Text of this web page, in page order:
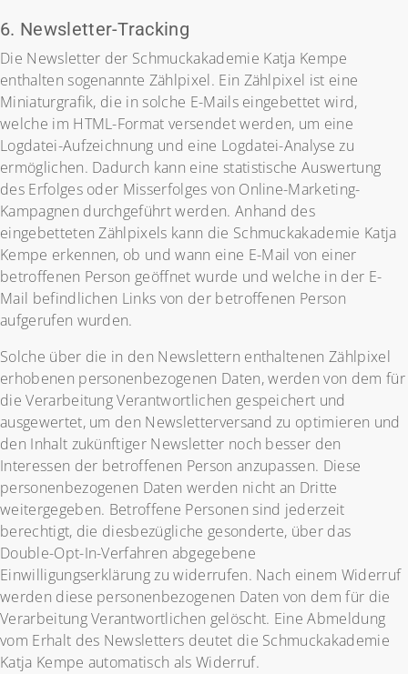
6. Newsletter-Tracking
Die Newsletter der Schmuckakademie Katja Kempe
enthalten sogenannte Zählpixel. Ein Zählpixel ist eine
Miniaturgrafik, die in solche E-Mails eingebettet wird,
welche im HTML-Format versendet werden, um eine
Logdatei-Aufzeichnung und eine Logdatei-Analyse zu
ermöglichen. Dadurch kann eine statistische Auswertung
des Erfolges oder Misserfolges von Online-Marketing-
Kampagnen durchgeführt werden. Anhand des
eingebetteten Zählpixels kann die Schmuckakademie Katja
Kempe erkennen, ob und wann eine E-Mail von einer
betroffenen Person geöffnet wurde und welche in der E-
Mail befindlichen Links von der betroffenen Person
aufgerufen wurden.
Solche über die in den Newslettern enthaltenen Zählpixel
erhobenen personenbezogenen Daten, werden von dem für
die Verarbeitung Verantwortlichen gespeichert und
ausgewertet, um den Newsletterversand zu optimieren und
den Inhalt zukünftiger Newsletter noch besser den
Interessen der betroffenen Person anzupassen. Diese
personenbezogenen Daten werden nicht an Dritte
weitergegeben. Betroffene Personen sind jederzeit
berechtigt, die diesbezügliche gesonderte, über das
Double-Opt-In-Verfahren abgegebene
Einwilligungserklärung zu widerrufen. Nach einem Widerruf
werden diese personenbezogenen Daten von dem für die
Verarbeitung Verantwortlichen gelöscht. Eine Abmeldung
vom Erhalt des Newsletters deutet die Schmuckakademie
Katja Kempe automatisch als Widerruf.